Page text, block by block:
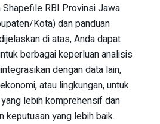
Shapefile RBI Provinsi Jawa
Kota) dan panduan
di atas, Anda dapat
berbagai keperluan analisis
dengan data lain,
atau lingkungan, untuk
lebih komprehensif dan
keputusan yang lebih baik.